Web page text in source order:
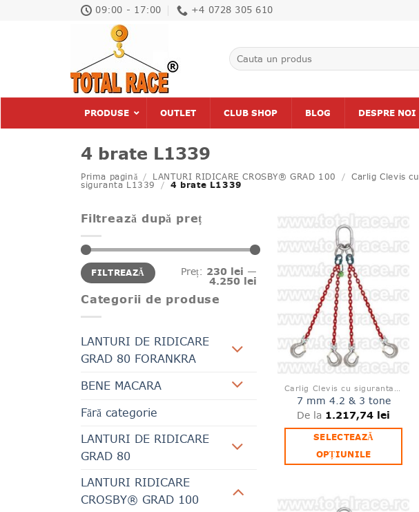
09:00 - 17:00 +4 0728 305 610
Caută
după:
PRODUSE OUTLET CLUB SHOP BLOG DESPRE NOI
4 brate L1339
Prima pagină / LANTURI RIDICARE CROSBY® GRAD 100 / Carlig Clevis cu
siguranta L1339 / 4 brate L1339
Filtrează după preț
Preț
minim
Preț
maxim
FILTREAZĂ Preț: 230 lei —
4.250 lei
Categorii de produse
LANTURI DE RIDICARE
GRAD 80 FORANKRA
BENE MACARA
Fără categorie
LANTURI DE RIDICARE
GRAD 80
LANTURI RIDICARE
CROSBY® GRAD 100
de
produse
favorite
7 mm 4.2 & 3 tone
De la 1.217,74 lei
SELECTEAZĂ
OPȚIUNILE
are